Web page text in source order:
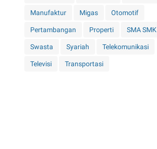
Manufaktur Migas Otomotif
Pertambangan Properti SMA SMK
Swasta Syariah Telekomunikasi
Televisi Transportasi